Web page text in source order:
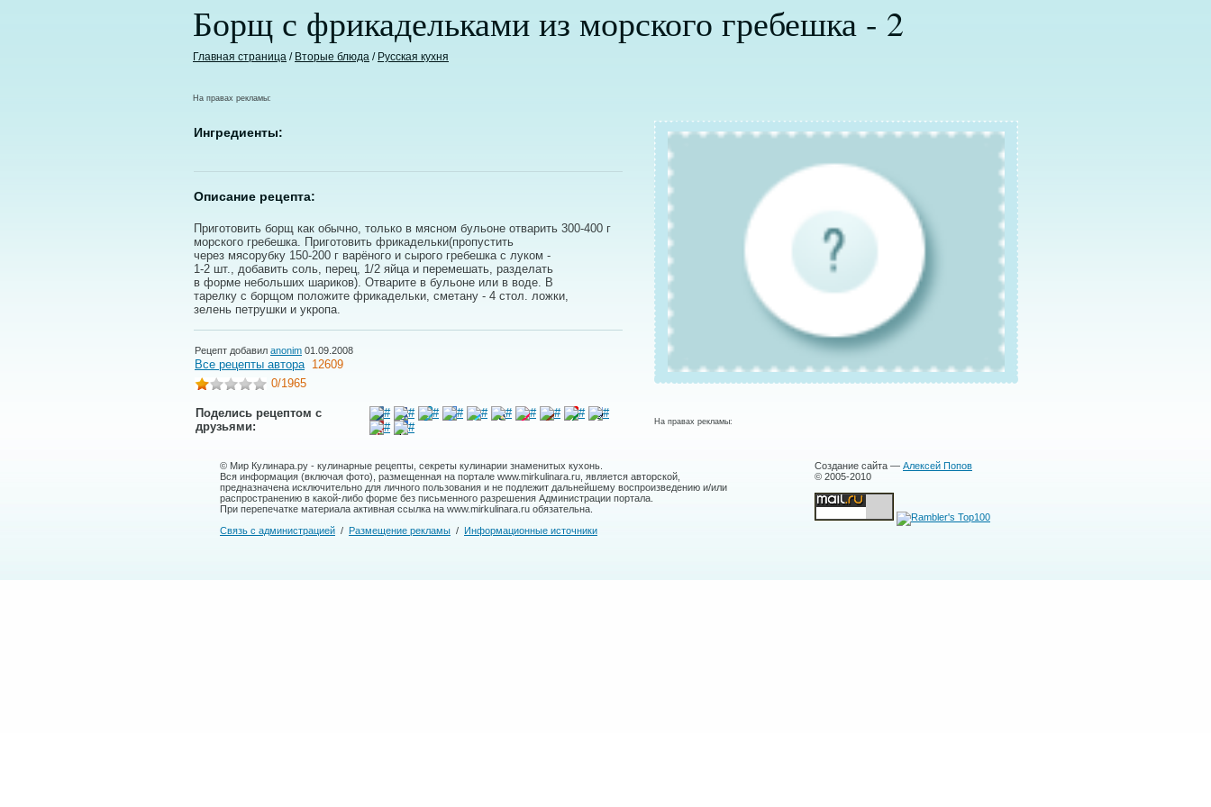
Борщ с фрикадельками из морского гребешка - 2
Главная страница / Вторые блюда / Русская кухня
На правах рекламы:
Ингредиенты:
Описание рецепта:
Приготовить борщ как обычно, только в мясном бульоне отварить 300-400 г
морского гребешка. Приготовить фрикадельки(пропустить
через мясорубку 150-200 г варёного и сырого гребешка с луком -
1-2 шт., добавить соль, перец, 1/2 яйца и перемешать, разделать
в форме небольших шариков). Отварите в бульоне или в воде. В
тарелку с борщом положите фрикадельки, сметану - 4 стол. ложки,
зелень петрушки и укропа.
Рецепт добавил anonim 01.09.2008
Все рецепты автора 12609
0/1965
Поделись рецептом с
друзьями:
На правах рекламы:
© Мир Кулинара.ру - кулинарные рецепты, секреты кулинарии знаменитых кухонь.
Вся информация (включая фото), размещенная на портале www.mirkulinara.ru, является авторской,
предназначена исключительно для личного пользования и не подлежит дальнейшему воспроизведению и/или
распространению в какой-либо форме без письменного разрешения Администрации портала.
При перепечатке материала активная ссылка на www.mirkulinara.ru обязательна.
Связь с администрацией / Размещение рекламы / Информационные источники
Создание сайта — Алексей Попов
© 2005-2010